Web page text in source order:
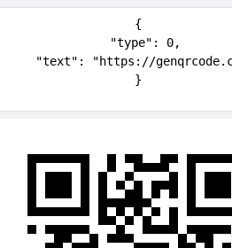
{
  "type": 0,
"text": "https://
}